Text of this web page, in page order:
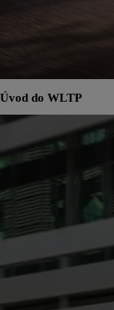
Úvod do WLTP